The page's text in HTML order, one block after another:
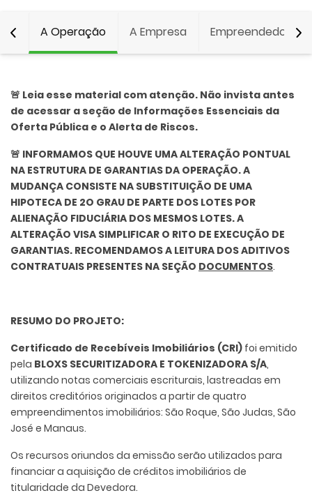
A Operação A Empresa Empreendedor
🚨 Leia esse material com atenção. Não invista antes
de acessar a seção de Informações Essenciais da
Oferta Pública e o Alerta de Riscos.
🚨 INFORMAMOS QUE HOUVE UMA ALTERAÇÃO PONTUAL
NA ESTRUTURA DE GARANTIAS DA OPERAÇÃO. A
MUDANÇA CONSISTE NA SUBSTITUIÇÃO DE UMA
HIPOTECA DE 2O GRAU DE PARTE DOS LOTES POR
ALIENAÇÃO FIDUCIÁRIA DOS MESMOS LOTES. A
ALTERAÇÃO VISA SIMPLIFICAR O RITO DE EXECUÇÃO DE
GARANTIAS. RECOMENDAMOS A LEITURA DOS ADITIVOS
CONTRATUAIS PRESENTES NA SEÇÃO DOCUMENTOS.
RESUMO DO PROJETO:
Certificado de Recebíveis Imobiliários (CRI) foi emitido
pela BLOXS SECURITIZADORA E TOKENIZADORA S/A,
utilizando notas comerciais escriturais, lastreadas em
direitos creditórios originados a partir de quatro
empreendimentos imobiliários: São Roque, São Judas, São
José e Manaus.
Os recursos oriundos da emissão serão utilizados para
financiar a aquisição de créditos imobiliários de
titularidade da Devedora.